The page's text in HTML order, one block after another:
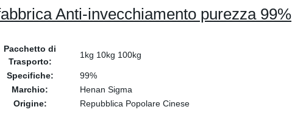
Anti-invecchiamento purezza 99%
Pacchetto di
Trasporto:
1kg 10kg 100kg
Specifiche:
99%
Marchio:
Henan Sigma
Origine:
Repubblica Popolare Cinese